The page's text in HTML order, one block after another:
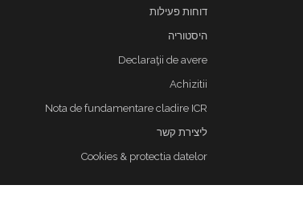
דוחות פעילות
היסטוריה
Declaraţii de avere
Achizitii
Nota de fundamentare cladire ICR
ליצירת קשר
Cookies & protectia datelor